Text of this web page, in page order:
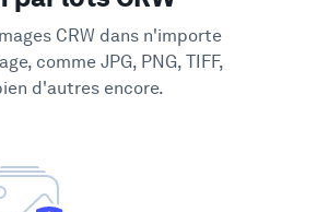
CRW dans n'importe
comme JPG, PNG, TIFF,
d'autres encore.